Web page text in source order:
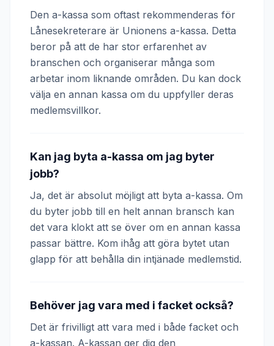
Den a-kassa som oftast rekommenderas för
Lånesekreterare är Unionens a-kassa. Detta
beror på att de har stor erfarenhet av
branschen och organiserar många som
arbetar inom liknande områden. Du kan dock
välja en annan kassa om du uppfyller deras
medlemsvillkor.
Kan jag byta a-kassa om jag byter
jobb?
Ja, det är absolut möjligt att byta a-kassa. Om
du byter jobb till en helt annan bransch kan
det vara klokt att se över om en annan kassa
passar bättre. Kom ihåg att göra bytet utan
glapp för att behålla din intjänade medlemstid.
Behöver jag vara med i facket också?
Det är frivilligt att vara med i både facket och
a-kassan. A-kassan ger dig den